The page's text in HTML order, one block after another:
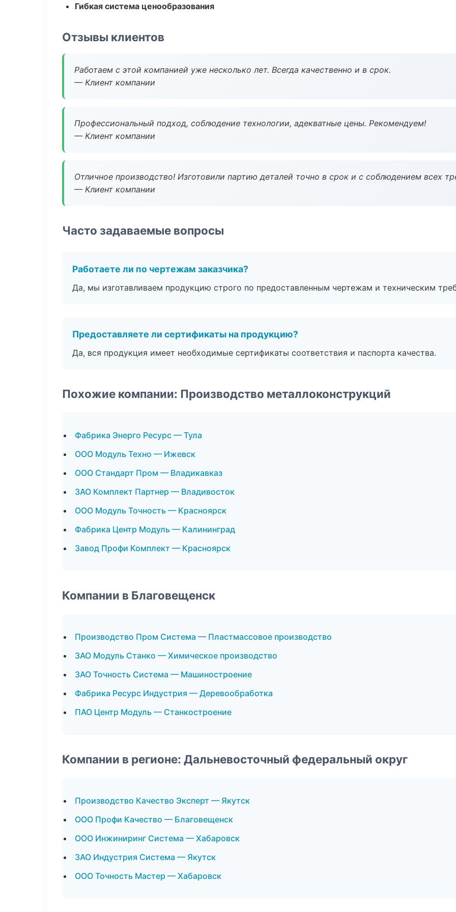
Гибкая система ценообразования
Отзывы клиентов
Работаем с этой компанией уже несколько лет. Всегда качественно и в срок.
— Клиент компании
Профессиональный подход, соблюдение технологии, адекватные цены. Рекомендуем!
— Клиент компании
Отличное производство! Изготовили партию деталей точно в срок и с соблюдением всех
— Клиент компании
Часто задаваемые вопросы
Работаете ли по чертежам заказчика?
Да, мы изготавливаем продукцию строго по предоставленным чертежам и техническим
Предоставляете ли сертификаты на продукцию?
Да, вся продукция имеет необходимые сертификаты соответствия и паспорта качества.
Похожие компании: Производство металлоконструкций
Фабрика Энерго Ресурс — Тула
ООО Модуль Техно — Ижевск
ООО Стандарт Пром — Владикавказ
ЗАО Комплект Партнер — Владивосток
ООО Модуль Точность — Красноярск
Фабрика Центр Модуль — Калининград
Завод Профи Комплект — Красноярск
Компании в Благовещенск
Производство Пром Система — Пластмассовое производство
ЗАО Модуль Станко — Химическое производство
ЗАО Точность Система — Машиностроение
Фабрика Ресурс Индустрия — Деревообработка
ПАО Центр Модуль — Станкостроение
Компании в регионе: Дальневосточный федеральный округ
Производство Качество Эксперт — Якутск
ООО Профи Качество — Благовещенск
ООО Инжиниринг Система — Хабаровск
ЗАО Индустрия Система — Якутск
ООО Точность Мастер — Хабаровск